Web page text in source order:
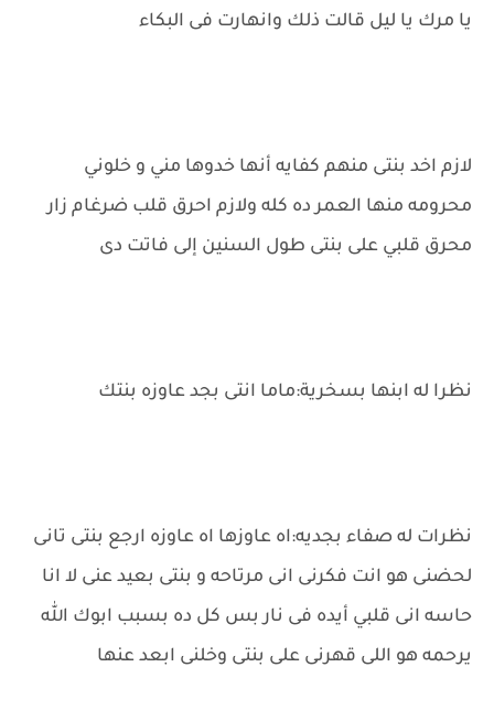
يا مرك يا ليل قالت ذلك وانهارت فى البكاء
لازم اخد بنتى منهم كفايه أنها خدوها مني و خلوني
محرومه منها العمر ده كله ولازم احرق قلب ضرغام زار
محرق قلبي على بنتى طول السنين إلى فاتت دى
نظرا له ابنها بسخرية:ماما انتى بجد عاوزه بنتك
نظرات له صفاء بجديه:اه عاوزها اه عاوزه ارجع بنتى تانى
لحضنى هو انت فكرنى انى مرتاحه و بنتى بعيد عنى لا انا
حاسه انى قلبي أيده فى نار بس كل ده بسبب ابوك الله
يرحمه هو اللى قهرنى على بنتى وخلنى ابعد عنها